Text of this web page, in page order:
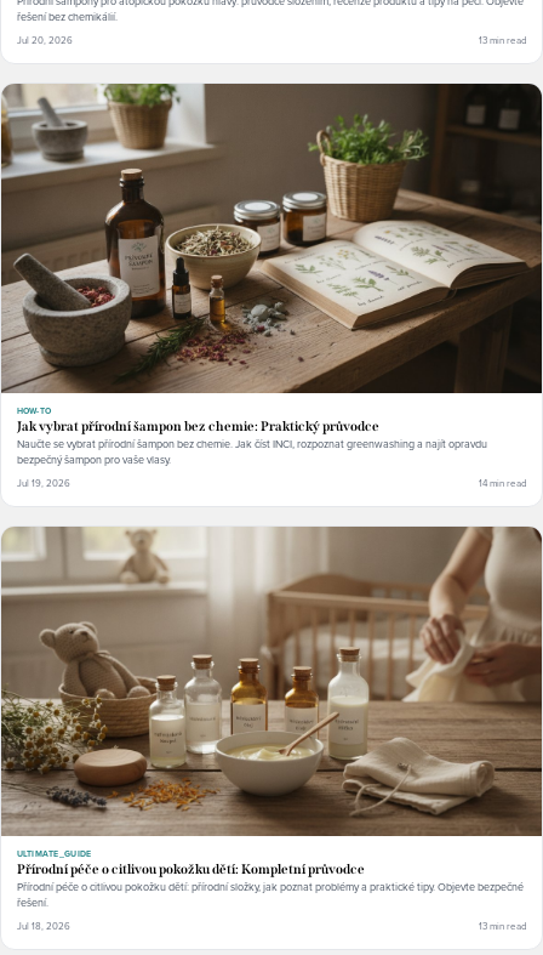
řešení bez chemikálií.
Jul 20, 2026 13 min read
HOW-TO
Jak vybrat přírodní šampon bez chemie: Praktický průvodce
Naučte se vybrat přírodní šampon bez chemie. Jak číst INCI, rozpoznat greenwashing a najít opravdu
bezpečný šampon pro vaše vlasy.
Jul 19, 2026 14 min read
ULTIMATE_GUIDE
Přírodní péče o citlivou pokožku dětí: Kompletní průvodce
Přírodní péče o citlivou pokožku dětí: přírodní složky, jak poznat problémy a praktické tipy. Objevte bezpečné
řešení.
Jul 18, 2026 13 min read